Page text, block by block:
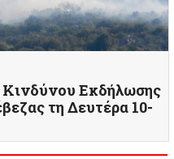
Εκδήλωσης
τη Δευτέρα 10-